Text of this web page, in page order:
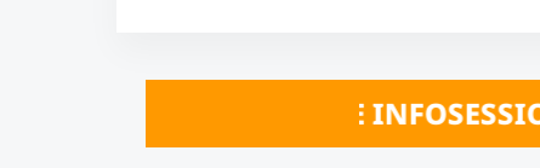
INFOSESSIONS 20. & 21.